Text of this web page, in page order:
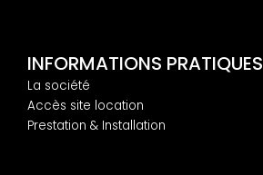
INFORMATIONS PRATIQUES
La société
Accès site location
Prestation & Installation